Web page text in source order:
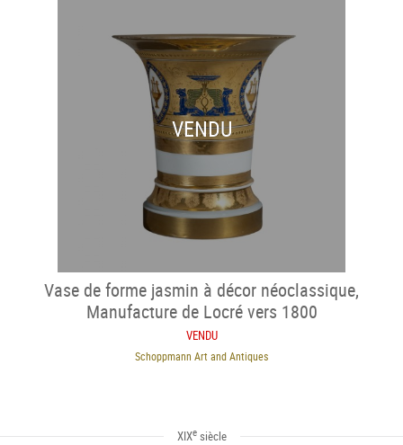
VENDU
Vase de forme jasmin à décor néoclassique,
Manufacture de Locré vers 1800
VENDU
Schoppmann Art and Antiques
XIXesiècle